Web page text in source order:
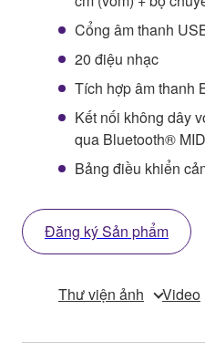
Cổng âm thanh
20 điệu nhạc
Tích hợp âm thanh
Kết nối không dây
qua Bluetooth®
Bảng điều khiển
Đăng ký Sản phẩm
Thư viện ảnh Video